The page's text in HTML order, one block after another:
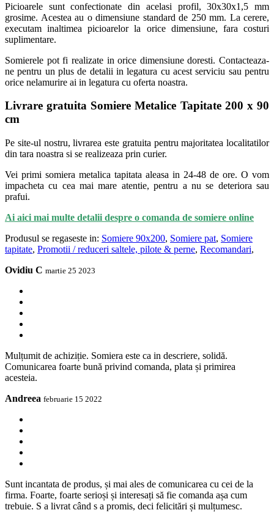
Picioarele sunt confectionate din acelasi profil, 30x30x1,5 mm
grosime. Acestea au o dimensiune standard de 250 mm. La cerere,
executam inaltimea picioarelor la orice dimensiune, fara costuri
suplimentare.
Somierele pot fi realizate in orice dimensiune doresti. Contacteaza-
ne pentru un plus de detalii in legatura cu acest serviciu sau pentru
orice nelamurire ai in legatura cu oferta noastra.
Livrare gratuita Somiere Metalice Tapitate 200 x 90
cm
Pe site-ul nostru, livrarea este gratuita pentru majoritatea localitatilor
din tara noastra si se realizeaza prin curier.
Vei primi somiera metalica tapitata aleasa in 24-48 de ore. O vom
impacheta cu cea mai mare atentie, pentru a nu se deteriora sau
prafui.
Ai aici mai multe detalii despre o comanda de somiere online
Produsul se regaseste in: Somiere 90x200, Somiere pat, Somiere
tapitate, Promotii / reduceri saltele, pilote & perne, Recomandari,
Ovidiu C martie 25 2023
Mulțumit de achiziție. Somiera este ca in descriere, solidă.
Comunicarea foarte bună privind comanda, plata și primirea
acesteia.
Andreea februarie 15 2022
Sunt incantata de produs, și mai ales de comunicarea cu cei de la
firma. Foarte, foarte serioși și interesați să fie comanda așa cum
trebuie. S a livrat când s a promis, deci felicitări și mulțumesc.